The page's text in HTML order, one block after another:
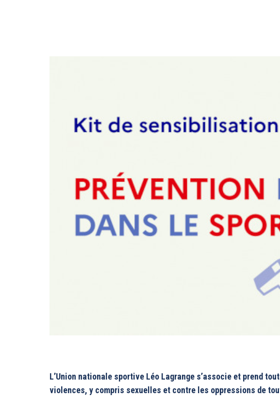
L’Union nationale sportive Léo Lagrange s’associe et prend
violences, y compris sexuelles et contre les oppressions de